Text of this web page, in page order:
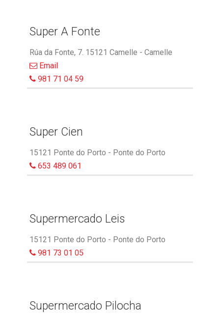
Super A Fonte
Rúa da Fonte, 7. 15121 Camelle - Camelle
Email
981 71 04 59
Super Cien
15121 Ponte do Porto - Ponte do Porto
653 489 061
Supermercado Leis
15121 Ponte do Porto - Ponte do Porto
981 73 01 05
Supermercado Pilocha